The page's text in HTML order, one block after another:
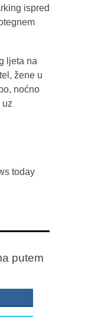
ispred
ljeta na
žene u
noćno
uz
today
putem